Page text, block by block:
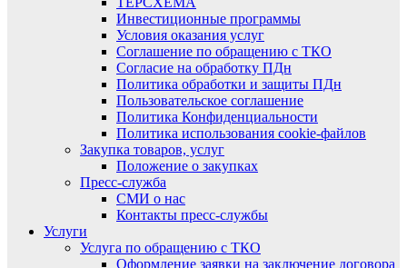
Инвестиционные программы
Условия оказания услуг
Соглашение по обращению с ТКО
Согласие на обработку ПДн
Политика обработки и защиты ПДн
Пользовательское соглашение
Политика Конфиденциальности
Политика использования cookie-файлов
Закупка товаров, услуг
Положение о закупках
Пресс-служба
СМИ о нас
Контакты пресс-службы
Услуги
Услуга по обращению с ТКО
Оформление заявки на заключение договора